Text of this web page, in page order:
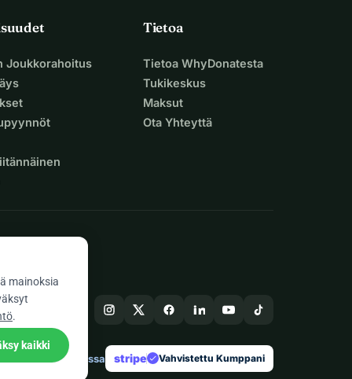
Joukkorahoitus
Tietoa
Tietoa WhyDonatesta
Tukikeskus
Maksut
Ota Yhteyttä
Tehty Euroopassa stripe check Vahvistettu Kumppani
mainoksia
.
kaikki